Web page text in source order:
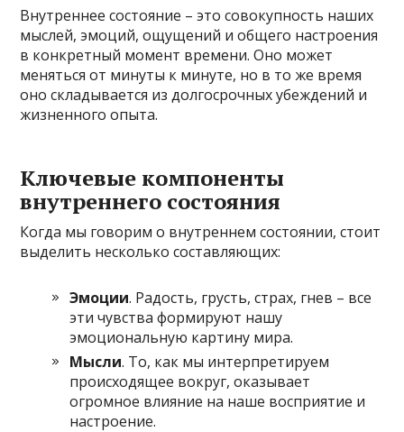
Внутреннее состояние – это совокупность наших
мыслей, эмоций, ощущений и общего настроения
в конкретный момент времени. Оно может
меняться от минуты к минуте, но в то же время
оно складывается из долгосрочных убеждений и
жизненного опыта.
Ключевые компоненты
внутреннего состояния
Когда мы говорим о внутреннем состоянии, стоит
выделить несколько составляющих:
Эмоции. Радость, грусть, страх, гнев – все
эти чувства формируют нашу
эмоциональную картину мира.
Мысли. То, как мы интерпретируем
происходящее вокруг, оказывает
огромное влияние на наше восприятие и
настроение.